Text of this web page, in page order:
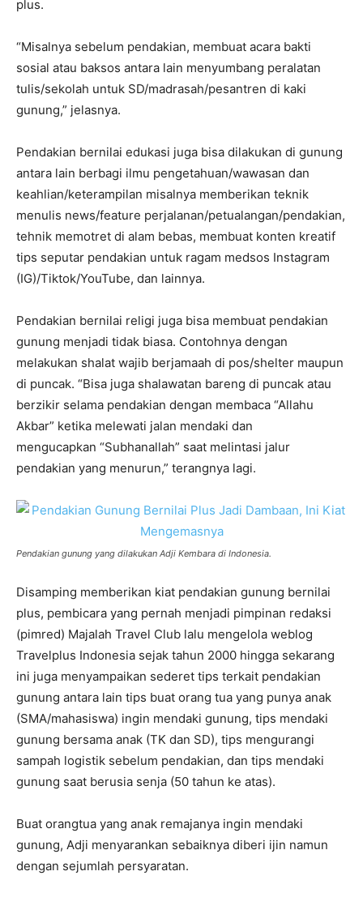
plus.
“Misalnya sebelum pendakian, membuat acara bakti
sosial atau baksos antara lain menyumbang peralatan
tulis/sekolah untuk SD/madrasah/pesantren di kaki
gunung,” jelasnya.
Pendakian bernilai edukasi juga bisa dilakukan di gunung
antara lain berbagi ilmu pengetahuan/wawasan dan
keahlian/keterampilan misalnya memberikan teknik
menulis news/feature perjalanan/petualangan/pendakian,
tehnik memotret di alam bebas, membuat konten kreatif
tips seputar pendakian untuk ragam medsos Instagram
(IG)/Tiktok/YouTube, dan lainnya.
Pendakian bernilai religi juga bisa membuat pendakian
gunung menjadi tidak biasa. Contohnya dengan
melakukan shalat wajib berjamaah di pos/shelter maupun
di puncak. “Bisa juga shalawatan bareng di puncak atau
berzikir selama pendakian dengan membaca “Allahu
Akbar” ketika melewati jalan mendaki dan
mengucapkan “Subhanallah” saat melintasi jalur
pendakian yang menurun,” terangnya lagi.
Pendakian gunung yang dilakukan Adji Kembara di Indonesia.
Disamping memberikan kiat pendakian gunung bernilai
plus, pembicara yang pernah menjadi pimpinan redaksi
(pimred) Majalah Travel Club lalu mengelola weblog
Travelplus Indonesia sejak tahun 2000 hingga sekarang
ini juga menyampaikan sederet tips terkait pendakian
gunung antara lain tips buat orang tua yang punya anak
(SMA/mahasiswa) ingin mendaki gunung, tips mendaki
gunung bersama anak (TK dan SD), tips mengurangi
sampah logistik sebelum pendakian, dan tips mendaki
gunung saat berusia senja (50 tahun ke atas).
Buat orangtua yang anak remajanya ingin mendaki
gunung, Adji menyarankan sebaiknya diberi ijin namun
dengan sejumlah persyaratan.